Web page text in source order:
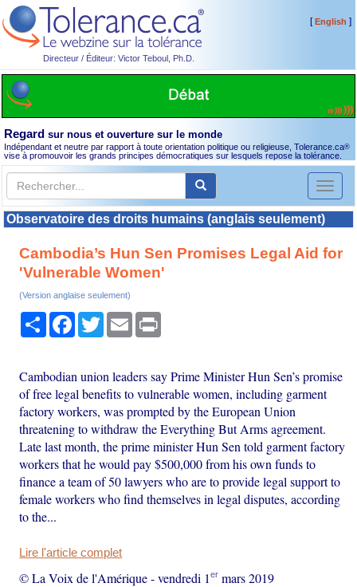
Directeur / Éditeur: Victor Teboul, Ph.D.
[English ]
Regard sur nous et ouverture sur le monde
Indépendant et neutre par rapport à toute orientation politique ou religieuse, Tolerance.ca®
vise à promouvoir les grands principes démocratiques sur lesquels repose la tolérance.
Toggle
Observatoire des droits humains (anglais seulement)
Cambodia’s Hun Sen Promises Legal Aid for
'Vulnerable Women'
(Version anglaise seulement)
PartagerFacebook
TwitterEmail
Cambodian union leaders say Prime Minister Hun Sen’s promise
of free legal benefits to vulnerable women, including garment
factory workers, was prompted by the European Union
threatening to withdraw the Everything But Arms agreement.
Late last month, the prime minister Hun Sen told garment factory
workers that he would pay $500,000 from his own funds to
finance a team of 50 lawyers who are to provide legal support to
female workers who find themselves in legal disputes, according
to the...
Lire l'article complet
© La Voix de l'Amérique-vendredi 1er mars 2019